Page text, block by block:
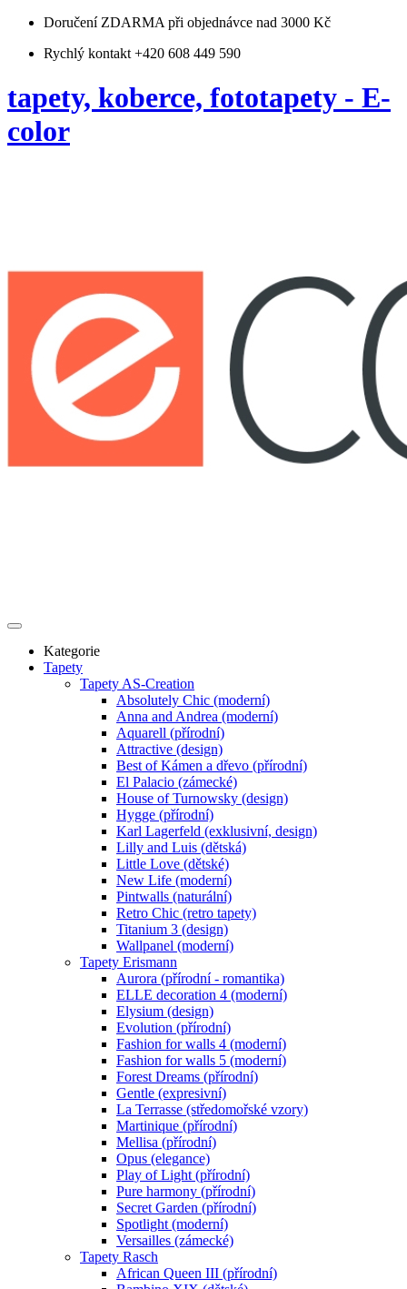
Doručení ZDARMA při objednávce nad 3000 Kč
Rychlý kontakt +420 608 449 590
tapety, koberce, fototapety - E-
color
Kategorie
Tapety
Tapety AS-Creation
Absolutely Chic (moderní)
Anna and Andrea (moderní)
Aquarell (přírodní)
Attractive (design)
Best of Kámen a dřevo (přírodní)
El Palacio (zámecké)
House of Turnowsky (design)
Hygge (přírodní)
Karl Lagerfeld (exklusivní, design)
Lilly and Luis (dětská)
Little Love (dětské)
New Life (moderní)
Pintwalls (naturální)
Retro Chic (retro tapety)
Titanium 3 (design)
Wallpanel (moderní)
Tapety Erismann
Aurora (přírodní - romantika)
ELLE decoration 4 (moderní)
Elysium (design)
Evolution (přírodní)
Fashion for walls 4 (moderní)
Fashion for walls 5 (moderní)
Forest Dreams (přírodní)
Gentle (expresivní)
La Terrasse (středomořské vzory)
Martinique (přírodní)
Mellisa (přírodní)
Opus (elegance)
Play of Light (přírodní)
Pure harmony (přírodní)
Secret Garden (přírodní)
Spotlight (moderní)
Versailles (zámecké)
Tapety Rasch
African Queen III (přírodní)